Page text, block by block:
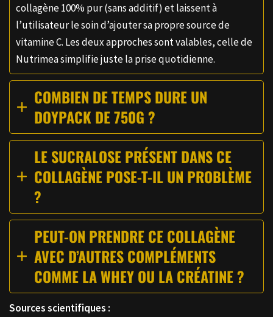
collagène 100% pur (sans additif) et laissent à
l’utilisateur le soin d’ajouter sa propre source de
vitamine C. Les deux approches sont valables, celle de
Nutrimea simplifie juste la prise quotidienne.
COMBIEN DE TEMPS DURE UN
DOYPACK DE 750G ?
LE SUCRALOSE PRÉSENT DANS CE
COLLAGÈNE POSE-T-IL UN PROBLÈME
?
PEUT-ON PRENDRE CE COLLAGÈNE
AVEC D’AUTRES COMPLÉMENTS
COMME LA WHEY OU LA CRÉATINE ?
Sources scientifiques :